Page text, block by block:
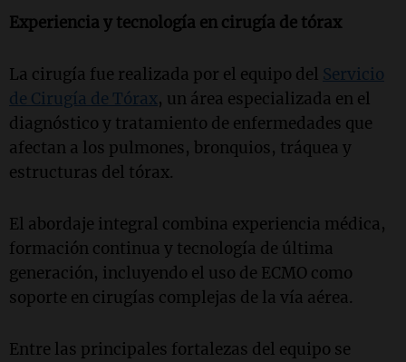
Experiencia y tecnología en cirugía de tórax
La cirugía fue realizada por el equipo del Servicio
de Cirugía de Tórax, un área especializada en el
diagnóstico y tratamiento de enfermedades que
afectan a los pulmones, bronquios, tráquea y
estructuras del tórax.
El abordaje integral combina experiencia médica,
formación continua y tecnología de última
generación, incluyendo el uso de ECMO como
soporte en cirugías complejas de la vía aérea.
Entre las principales fortalezas del equipo se